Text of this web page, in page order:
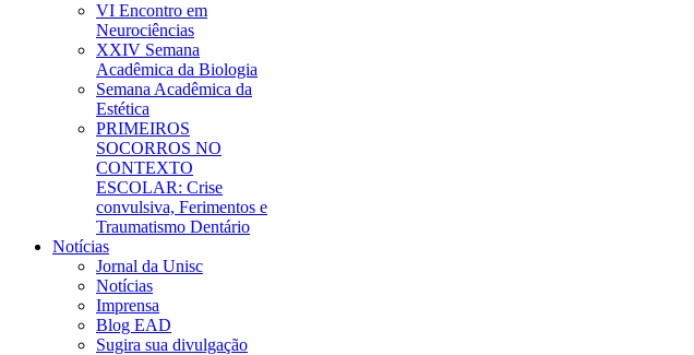
VI Encontro em
Neurociências
XXIV Semana
Acadêmica da Biologia
Semana Acadêmica da
Estética
PRIMEIROS
SOCORROS NO
CONTEXTO
ESCOLAR: Crise
convulsiva, Ferimentos e
Traumatismo Dentário
Notícias
Jornal da Unisc
Notícias
Imprensa
Blog EAD
Sugira sua divulgação